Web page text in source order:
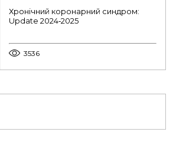
Хронічний коронарний синдром:
Update 2024‑2025
3536